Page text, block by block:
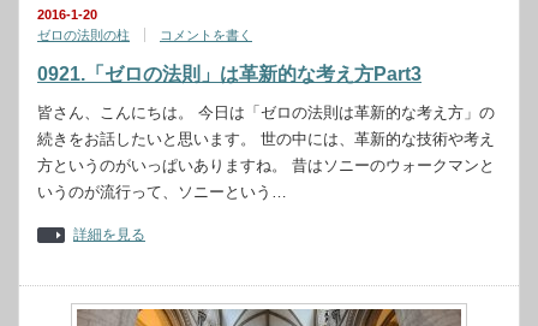
2016-1-20
ゼロの法則の柱
コメントを書く
0921.「ゼロの法則」は革新的な考え方Part3
皆さん、こんにちは。 今日は「ゼロの法則は革新的な考え方」の
続きをお話したいと思います。 世の中には、革新的な技術や考え
方というのがいっぱいありますね。 昔はソニーのウォークマンと
いうのが流行って、ソニーという…
詳細を見る